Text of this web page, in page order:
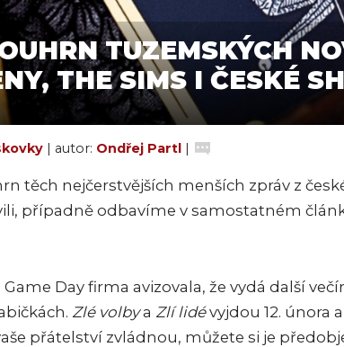
TUZEMSKÝCH
THE SIMS I ČESKÉ
| autor: Ondřej Partl |
těch nejčerstvějších menších zpráv z
případně odbavíme v samostatném
Day firma avizovala, že vydá další
Zlé volbya Zlí lidévyjdou 12. února
přátelství zvládnou, můžete si je